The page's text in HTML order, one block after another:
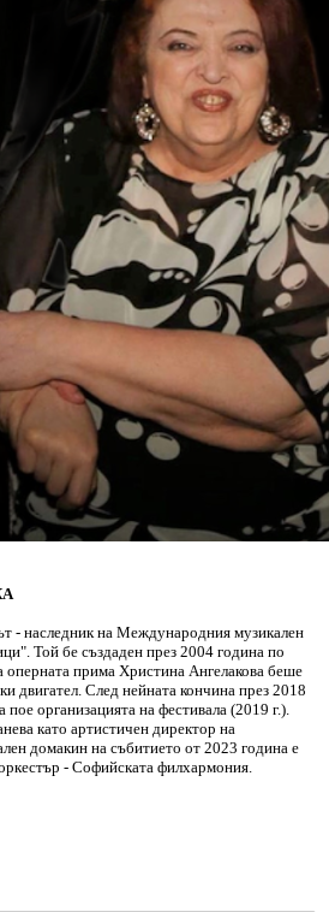
- наследник на Международния музикален
Той бе създаден през 2004 година по
прима Христина Ангелакова беше
двигател. След нейната кончина през 2018
пое организацията на фестивала (2019 г.).
като артистичен директор на
домакин на събитието от 2023 година е
- Софийската филхармония.